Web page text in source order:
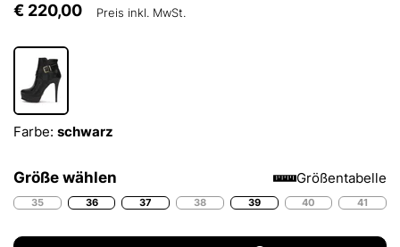
€ 220,00 Preis inkl. MwSt.
Farbe: schwarz
Größe wählen Größentabelle
35 36 37 38 39 40 41